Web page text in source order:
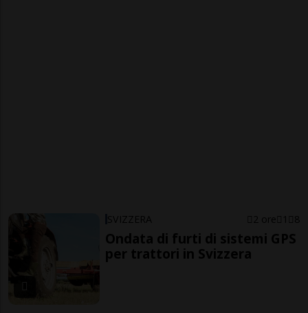
SVIZZERA 2 ore 1 8
Ondata di furti di sistemi GPS
per trattori in Svizzera